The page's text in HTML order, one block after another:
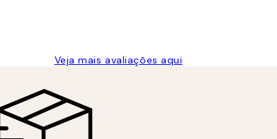
Veja mais avaliações aqui